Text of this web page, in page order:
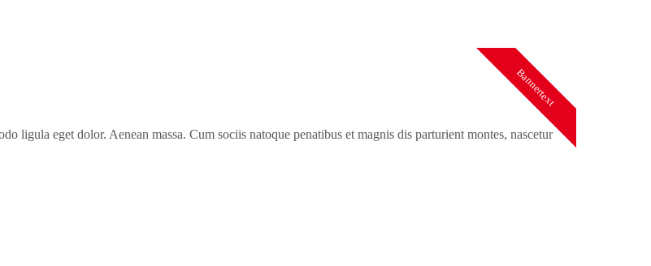
Bannertext
ligula eget dolor. Aenean massa. Cum sociis natoque penatibus et magnis dis parturient montes, nascetur